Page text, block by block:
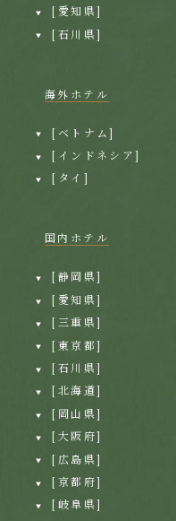
[愛知県]
[石川県]
海外ホテル
[ベトナム]
[インドネシア]
[タイ]
国内ホテル
[静岡県]
[愛知県]
[三重県]
[東京都]
[石川県]
[北海道]
[岡山県]
[大阪府]
[広島県]
[京都府]
[岐阜県]